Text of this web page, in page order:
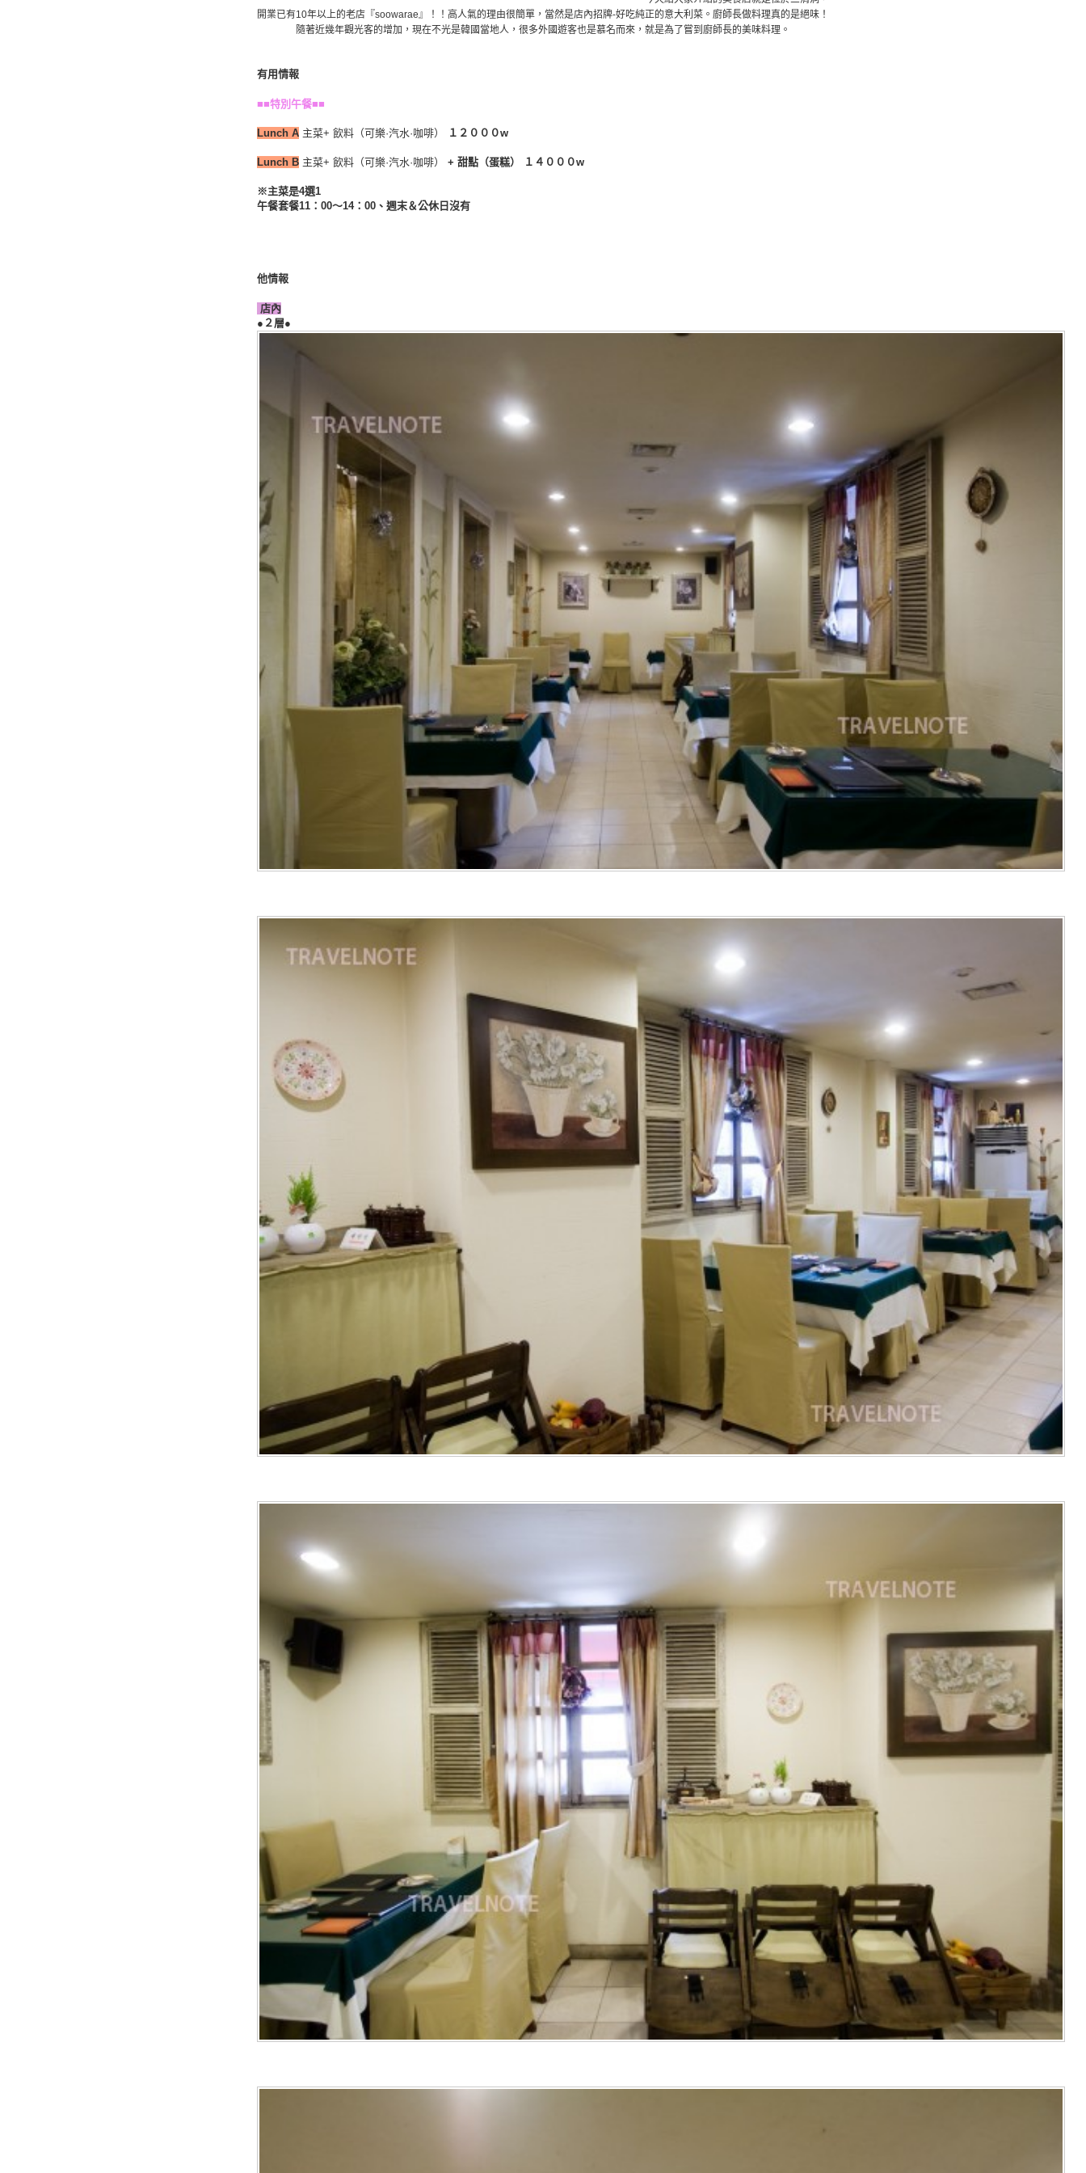
開業已有10年以上的老店『soowarae』！！高人氣的理由很簡單，當然是店內招牌-好吃純正的意大利菜。廚師長做料理真的是絕味！
隨著近幾年觀光客的增加，現在不光是韓國當地人，很多外國遊客也是慕名而來，就是為了嘗到廚師長的美味料理。
有用情報
■■特別午餐■■
Lunch A主菜+ 飲料（可樂·汽水·咖啡） １２０００w
Lunch B 主菜+ 飲料（可樂·汽水·咖啡） + 甜點（蛋糕） １４０００w
※主菜是4選1
午餐套餐11：00～14：00、週末＆公休日沒有
他情報
店內
●２層●